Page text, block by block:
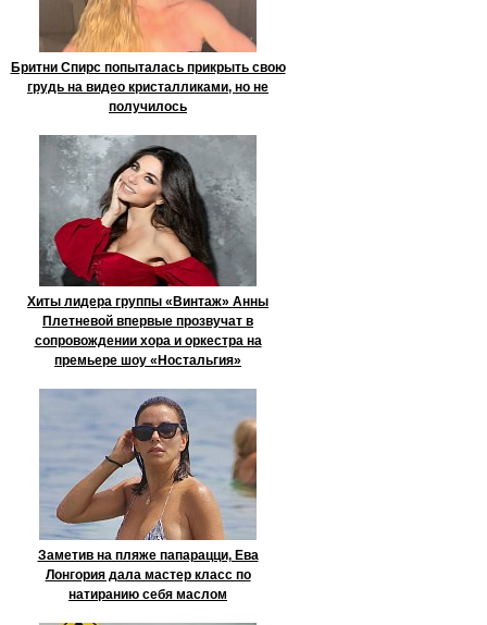
Бритни Спирс попыталась прикрыть свою
грудь на видео кристалликами, но не
получилось
Хиты лидера группы «Винтаж» Анны
Плетневой впервые прозвучат в
сопровождении хора и оркестра на
премьере шоу «Ностальгия»
Заметив на пляже папарацци, Ева
Лонгория дала мастер класс по
натиранию себя маслом